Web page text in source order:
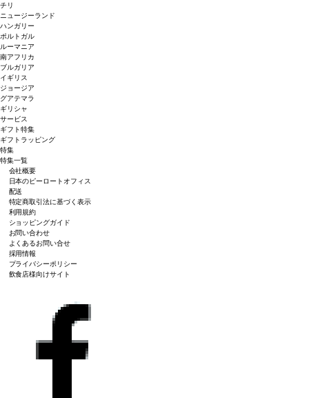
チリ
ニュージーランド
ハンガリー
ポルトガル
ルーマニア
南アフリカ
ブルガリア
イギリス
ジョージア
グアテマラ
ギリシャ
サービス
ギフト特集
ギフトラッピング
特集
特集一覧
会社概要
日本のピーロートオフィス
配送
特定商取引法に基づく表示
利用規約
ショッピングガイド
お問い合わせ
よくあるお問い合せ
採用情報
プライバシーポリシー
飲食店様向けサイト